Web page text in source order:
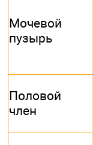
Мочевой
пузырь
Половой
член